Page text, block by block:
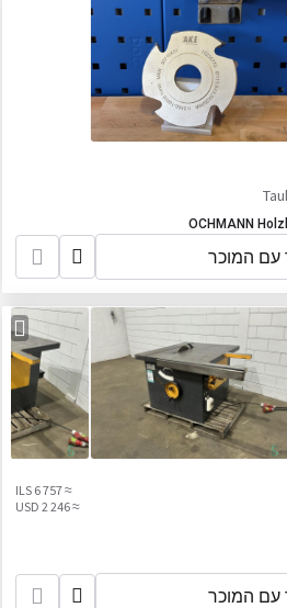
OCHMANN
עם המוכר
≈ 6 757 ILS
≈ 2 246 USD
עם המוכר